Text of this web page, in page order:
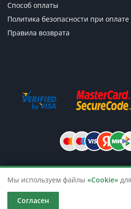
Способ оплаты
Политика безопасности при оплате
Правила возврата
© 2026 TicketsTour.
и автобусных экскурсий
Мы используем файлы «Cookie»
Согласен